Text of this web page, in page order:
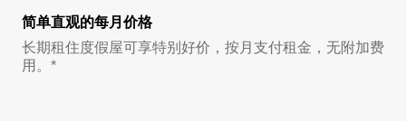
简单直观的每月价格
长期租住度假屋可享特别好价，按月支付租金，无附加费
用。*